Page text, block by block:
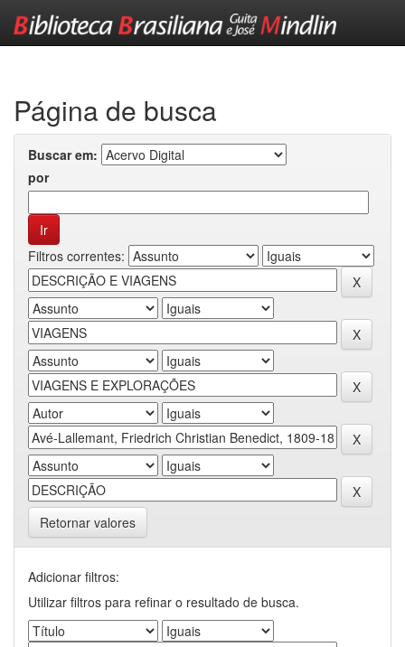
Página de busca
Buscar em:
por
Filtros correntes:
Retornar valores
Adicionar filtros:
Utilizar filtros para refinar o resultado de busca.